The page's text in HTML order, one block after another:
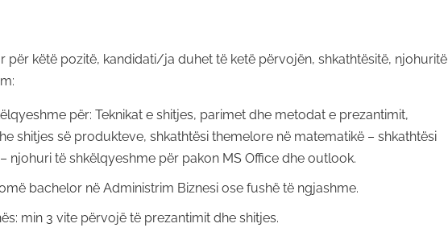
për këtë pozitë, kandidati/ja duhet të ketë përvojën, shkathtësitë, njohuritë
për: Teknikat e shitjes, parimet dhe metodat e prezantimit,
shitjes së produkteve, shkathtësi themelore në matematikë – shkathtësi
njohuri të shkëlqyeshme për pakon MS Office dhe outlook.
bachelor në Administrim Biznesi ose fushë të ngjashme.
min 3 vite përvojë të prezantimit dhe shitjes.